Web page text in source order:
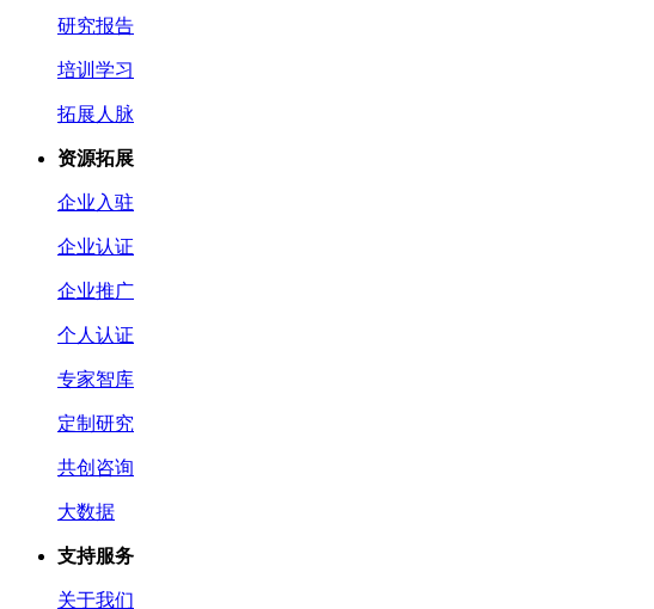
研究报告
培训学习
拓展人脉
资源拓展
企业入驻
企业认证
企业推广
个人认证
专家智库
定制研究
共创咨询
大数据
支持服务
关于我们